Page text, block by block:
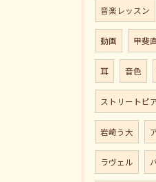
音楽レッスン
動画 甲斐
耳 音色
ストリートピ
岩崎う大
ラヴェル